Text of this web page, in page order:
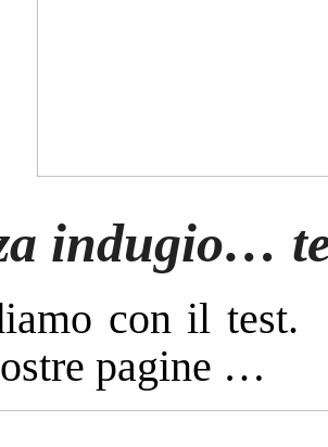
indugio…
con il
pagine …